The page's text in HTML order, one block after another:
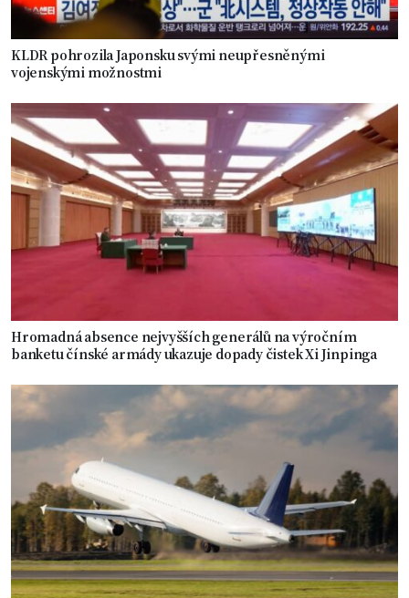
KLDR pohrozila Japonsku svými neupřesněnými
vojenskými možnostmi
Hromadná absence nejvyšších generálů na výročním
banketu čínské armády ukazuje dopady čistek Xi Jinpinga